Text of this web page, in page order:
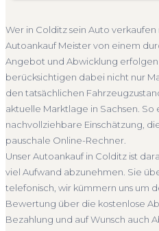
Sachsen.
Seriöse Einschätzung
direkt bei Übergabe, auf
Abmeldung.
Abholung Colditz Nicht
Abmeldung inklusive
deutschlandweit an — auch in
erhalten eine kostenlose
Angebot und auf Wunsch den
Abholung bis zur Abmeldung.
Kunden sprechen für sich.
Seit 2010 4.800+ Ankäufe
Wer in Colditz sein Auto
Autoankauf Meister von einem
Angebot und Abwicklung erfolgen
berücksichtigen dabei nicht nur
den tatsächlichen
aktuelle Marktlage in Sachsen. So
nachvollziehbare Einschätzung,
pauschale Online-Rechner.
Unser Autoankauf in Colditz ist
viel Aufwand abzunehmen. Sie
telefonisch, wir kümmern uns um
Bewertung über die kostenlose
Bezahlung und auf Wunsch auch